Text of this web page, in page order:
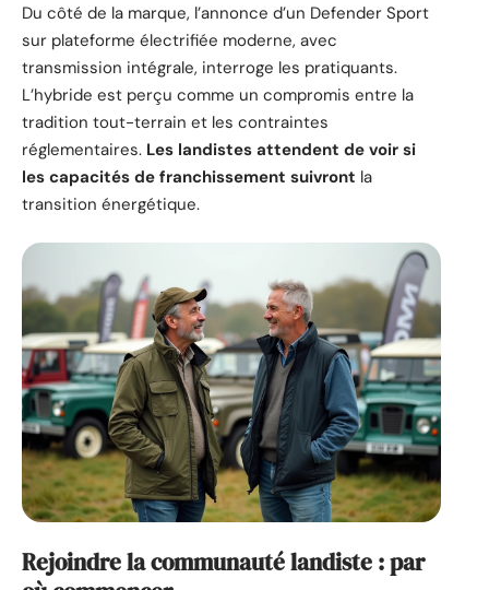
Du côté de la marque, l’annonce d’un Defender Sport
sur plateforme électrifiée moderne, avec
transmission intégrale, interroge les pratiquants.
L’hybride est perçu comme un compromis entre la
tradition tout-terrain et les contraintes
réglementaires. Les landistes attendent de voir si
les capacités de franchissement suivront la
transition énergétique.
Rejoindre la communauté landiste : par